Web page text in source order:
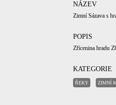
NÁZEV
Zimní Sázava s
POPIS
Zřícenina hradu
KATEGORIE
ŘEKY ZIMNÍ